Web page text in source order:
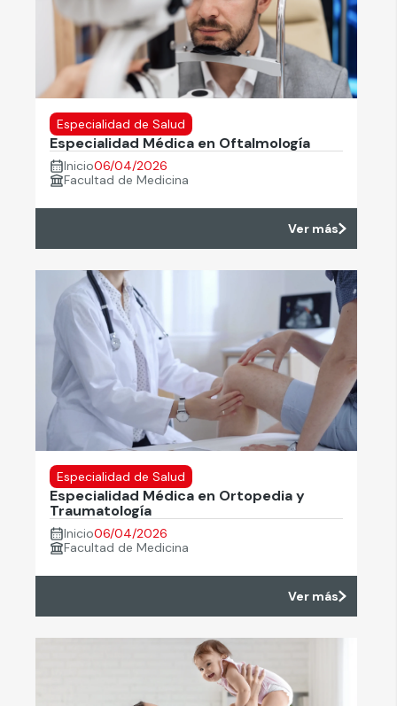
Especialidad de Salud
Especialidad Médica en Oftalmología
Inicio06/04/2026
Facultad de Medicina
Ver más
Especialidad de Salud
Especialidad Médica en Ortopedia y
Traumatología
Inicio06/04/2026
Facultad de Medicina
Ver más